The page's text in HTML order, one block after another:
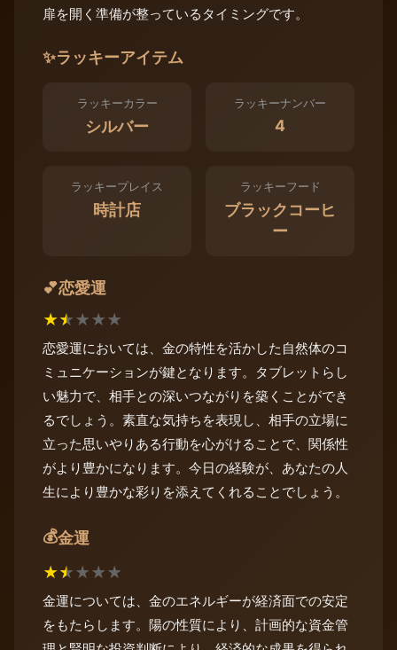
扉を開く準備が整っているタイミングです。
✨ラッキーアイテム
ラッキーカラー
シルバー
ラッキーナンバー
4
ラッキープレイス
時計店
ラッキーフード
ブラックコーヒ
ー
💕恋愛運
★★★★★
恋愛運においては、金の特性を活かした自然体のコ
ミュニケーションが鍵となります。タブレットらし
い魅力で、相手との深いつながりを築くことができ
るでしょう。素直な気持ちを表現し、相手の立場に
立った思いやりある行動を心がけることで、関係性
がより豊かになります。今日の経験が、あなたの人
生により豊かな彩りを添えてくれることでしょう。
💰金運
★★★★★
金運については、金のエネルギーが経済面での安定
をもたらします。陽の性質により、計画的な資金管